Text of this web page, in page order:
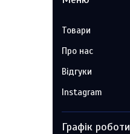
Товари
Про нас
Відгуки
Instagram
Графік роботи